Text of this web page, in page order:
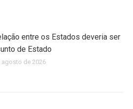
entre os Estados deveria ser
de Estado
agosto de 2026